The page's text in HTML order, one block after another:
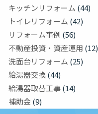
キッチンリフォーム (44)
トイレリフォーム (42)
リフォーム事例 (56)
不動産投資・資産運用 (12)
洗面台リフォーム (25)
給湯器交換(44)
給湯器取替工事(14)
補助金(9)